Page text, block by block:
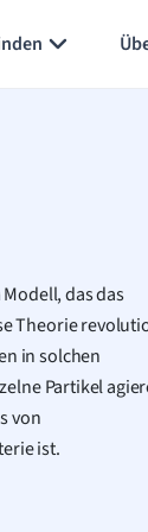
das das
Theorie
in solchen
Partikel
von
ist.